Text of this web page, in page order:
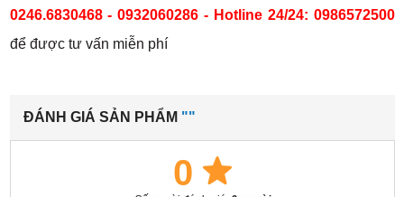
0246.6830468 - 0932060286 - Hotline 24/24: 0986572500
để được tư vấn miễn phí
ĐÁNH GIÁ SẢN PHẨM ""
0